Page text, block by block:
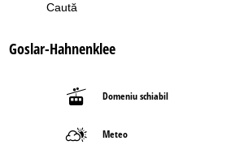
Caută
Goslar-Hahnenklee
Domeniu schiabil
Meteo